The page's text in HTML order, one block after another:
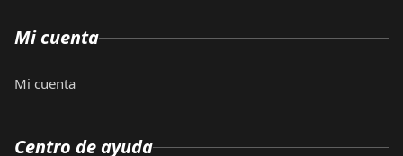
Mi cuenta
Mi cuenta
Centro de ayuda